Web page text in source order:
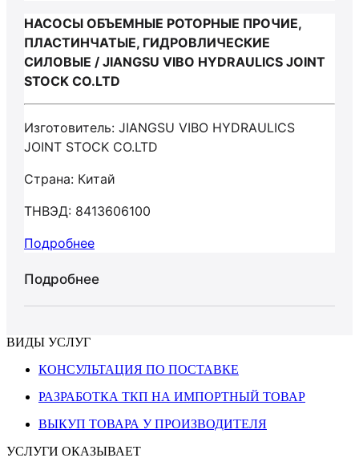
НАСОСЫ ОБЪЕМНЫЕ РОТОРНЫЕ ПРОЧИЕ,
ПЛАСТИНЧАТЫЕ, ГИДРОВЛИЧЕСКИЕ
СИЛОВЫЕ / JIANGSU VIBO HYDRAULICS JOINT
STOCK CO.LTD
Изготовитель: JIANGSU VIBO HYDRAULICS
JOINT STOCK CO.LTD
Страна: Китай
ТНВЭД: 8413606100
Подробнее
Подробнее
ВИДЫ УСЛУГ
КОНСУЛЬТАЦИЯ ПО ПОСТАВКЕ
РАЗРАБОТКА ТКП НА ИМПОРТНЫЙ ТОВАР
ВЫКУП ТОВАРА У ПРОИЗВОДИТЕЛЯ
УСЛУГИ ОКАЗЫВАЕТ